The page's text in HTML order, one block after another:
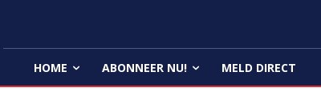
HOME ABONNEER NU! MELD DIRECT